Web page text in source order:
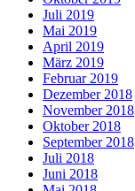
Juli 2019
Mai 2019
April 2019
März 2019
Februar 2019
Dezember 2018
November 2018
Oktober 2018
September 2018
Juli 2018
Juni 2018